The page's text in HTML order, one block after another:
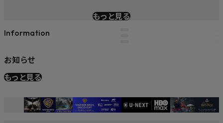
もっと見る
Information
お知らせ
もっと見る